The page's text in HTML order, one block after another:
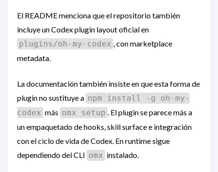
El README menciona que el repositorio también
incluye un Codex plugin layout oficial en
plugins/oh-my-codex , con marketplace
metadata.
La documentación también insiste en que esta forma de
plugin no sustituye a npm install -g oh-my-
codex más omx setup . El plugin se parece más a
un empaquetado de hooks, skill surface e integración
con el ciclo de vida de Codex. En runtime sigue
dependiendo del CLI omx instalado.